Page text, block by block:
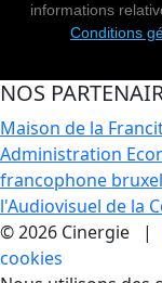
informations
Conditions
NOS
Maison de la
Administration
francophone
l'Audiovisuel de la
© 2026 Cinergie |
cookies